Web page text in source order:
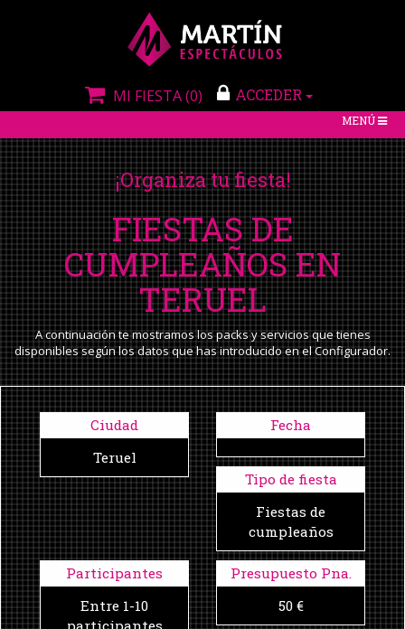
MI FIESTA(0) ACCEDER
TOGGLE
MENÚ
¡Organiza tu fiesta!
FIESTAS DE
CUMPLEAÑOS EN
TERUEL
A continuación te mostramos los packs y servicios que tienes
disponibles según los datos que has introducido en el Configurador.
Ciudad
Teruel
Fecha
Tipo de fiesta
Fiestas de
cumpleaños
Participantes
Entre 1-10
participantes
Presupuesto Pna.
50 €